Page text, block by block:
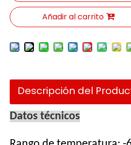
Añadir al carrito
Descripción del
Datos técnicos